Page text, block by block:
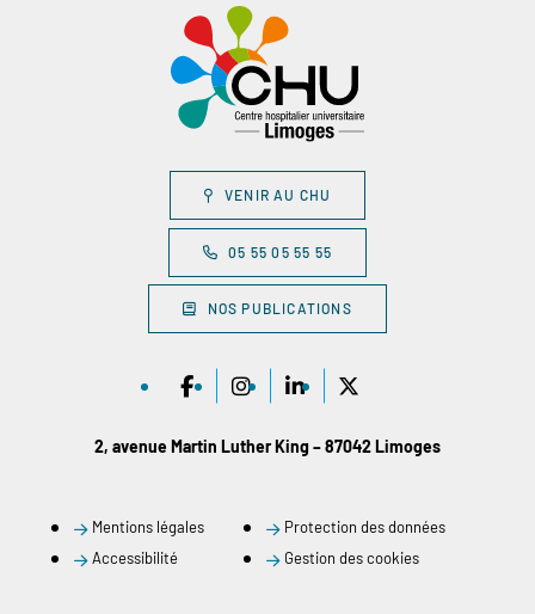
VENIR AU CHU
05 55 05 55 55
NOS PUBLICATIONS
2, avenue Martin Luther King – 87042 Limoges
Mentions légales
Protection des données
Accessibilité
Gestion des cookies